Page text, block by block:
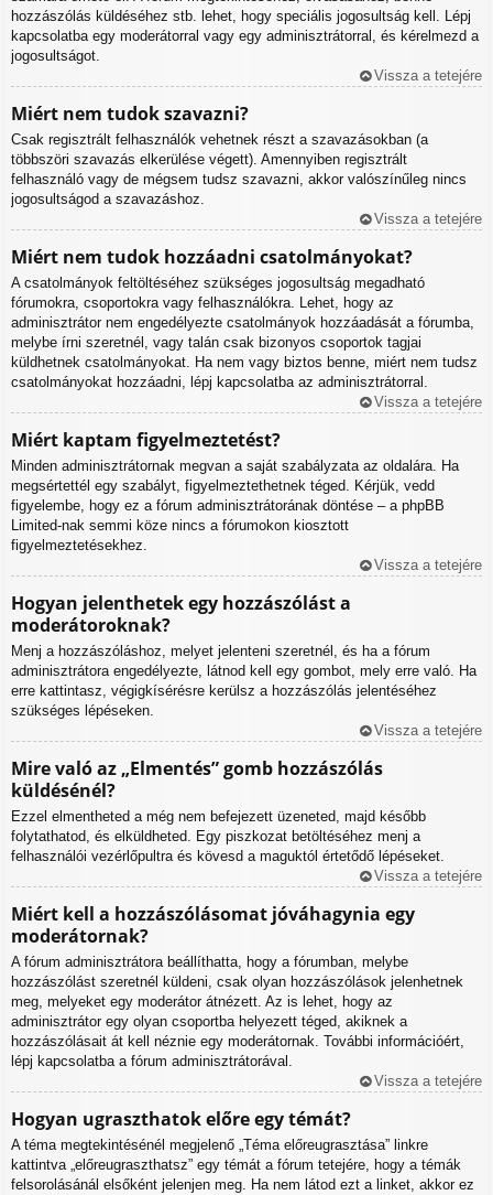
hozzászólás küldéséhez stb. lehet, hogy speciális jogosultság kell. Lépj
kapcsolatba egy moderátorral vagy egy adminisztrátorral, és kérelmezd a
jogosultságot.
Vissza a tetejére
Miért nem tudok szavazni?
Csak regisztrált felhasználók vehetnek részt a szavazásokban (a
többszöri szavazás elkerülése végett). Amennyiben regisztrált
felhasználó vagy de mégsem tudsz szavazni, akkor valószínűleg nincs
jogosultságod a szavazáshoz.
Vissza a tetejére
Miért nem tudok hozzáadni csatolmányokat?
A csatolmányok feltöltéséhez szükséges jogosultság megadható
fórumokra, csoportokra vagy felhasználókra. Lehet, hogy az
adminisztrátor nem engedélyezte csatolmányok hozzáadását a fórumba,
melybe írni szeretnél, vagy talán csak bizonyos csoportok tagjai
küldhetnek csatolmányokat. Ha nem vagy biztos benne, miért nem tudsz
csatolmányokat hozzáadni, lépj kapcsolatba az adminisztrátorral.
Vissza a tetejére
Miért kaptam figyelmeztetést?
Minden adminisztrátornak megvan a saját szabályzata az oldalára. Ha
megsértettél egy szabályt, figyelmeztethetnek téged. Kérjük, vedd
figyelembe, hogy ez a fórum adminisztrátorának döntése – a phpBB
Limited-nak semmi köze nincs a fórumokon kiosztott
figyelmeztetésekhez.
Vissza a tetejére
Hogyan jelenthetek egy hozzászólást a
moderátoroknak?
Menj a hozzászóláshoz, melyet jelenteni szeretnél, és ha a fórum
adminisztrátora engedélyezte, látnod kell egy gombot, mely erre való. Ha
erre kattintasz, végigkísérésre kerülsz a hozzászólás jelentéséhez
szükséges lépéseken.
Vissza a tetejére
Mire való az „Elmentés” gomb hozzászólás
küldésénél?
Ezzel elmentheted a még nem befejezett üzeneted, majd később
folytathatod, és elküldheted. Egy piszkozat betöltéséhez menj a
felhasználói vezérlőpultra és kövesd a maguktól értetődő lépéseket.
Vissza a tetejére
Miért kell a hozzászólásomat jóváhagynia egy
moderátornak?
A fórum adminisztrátora beállíthatta, hogy a fórumban, melybe
hozzászólást szeretnél küldeni, csak olyan hozzászólások jelenhetnek
meg, melyeket egy moderátor átnézett. Az is lehet, hogy az
adminisztrátor egy olyan csoportba helyezett téged, akiknek a
hozzászólásait át kell néznie egy moderátornak. További információért,
lépj kapcsolatba a fórum adminisztrátorával.
Vissza a tetejére
Hogyan ugraszthatok előre egy témát?
A téma megtekintésénél megjelenő „Téma előreugrasztása” linkre
kattintva „előreugraszthatsz” egy témát a fórum tetejére, hogy a témák
felsorolásánál elsőként jelenjen meg. Ha nem látod ezt a linket, akkor ez